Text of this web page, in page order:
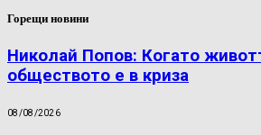
Горещи новини
Николай Попов: Когато
обществото е в криза
08/08/2026